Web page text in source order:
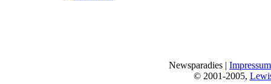
Newsparadies | Impressum
© 2001-2005,